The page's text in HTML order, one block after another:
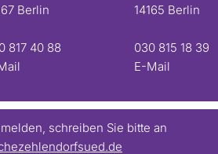
Berlin
817 40 88
14165 Berlin
030 815 18 39
E-Mail
schreiben Sie bitte an